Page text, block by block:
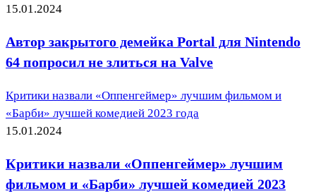
15.01.2024
Автор закрытого демейка Portal для Nintendo
64 попросил не злиться на Valve
Критики назвали «Оппенгеймер» лучшим фильмом и
«Барби» лучшей комедией 2023 года
15.01.2024
Критики назвали «Оппенгеймер» лучшим
фильмом и «Барби» лучшей комедией 2023